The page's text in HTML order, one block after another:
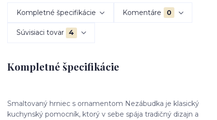
Kompletné špecifikácie Komentáre 0
Súvisiaci tovar 4
Kompletné špecifikácie
Smaltovaný hrniec s ornamentom Nezábudka je klasický
kuchynský pomocník, ktorý v sebe spája tradičný dizajn a